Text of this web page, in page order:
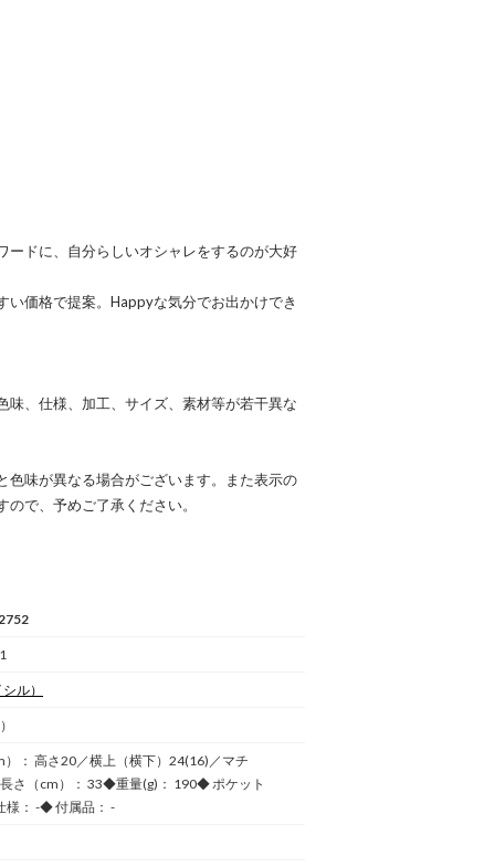
ードに、自分らしいオシャレをするのが大好
価格で提案。Happyな気分でお出かけでき
、仕様、加工、サイズ、素材等が若干異な
色味が異なる場合がございます。また表示の
で、予めご了承ください。
ル）
： 高さ20／横上（横下）24(16)／マチ
さ（cm）： 33◆重量(g)： 190◆ ポケット
様： -◆ 付属品： -